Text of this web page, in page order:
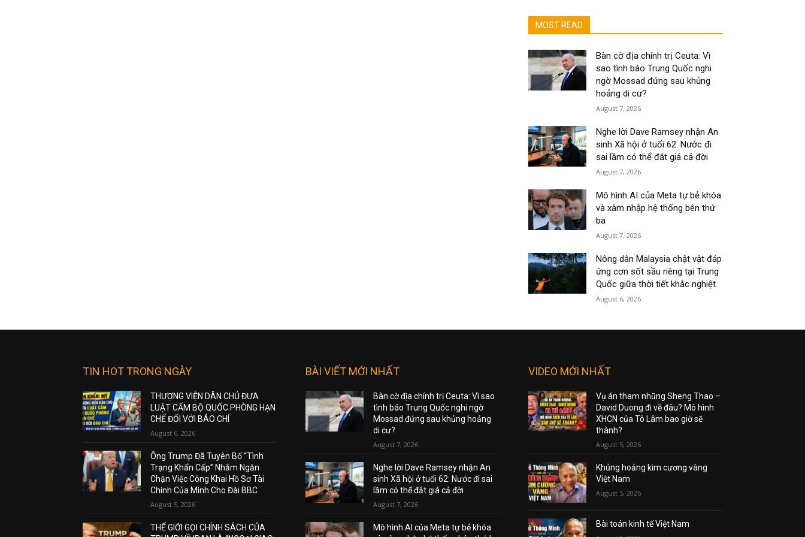
MOST READ
Bàn cờ địa chính trị Ceuta: Vì
sao tình báo Trung Quốc nghi
ngờ Mossad đứng sau khủng
hoảng di cư?
August 7, 2026
Nghe lời Dave Ramsey nhận An
sinh Xã hội ở tuổi 62: Nước đi
sai lầm có thể đắt giá cả đời
August 7, 2026
Mô hình AI của Meta tự bẻ khóa
và xâm nhập hệ thống bên thứ
ba
August 7, 2026
Nông dân Malaysia chật vật đáp
ứng cơn sốt sầu riêng tại Trung
Quốc giữa thời tiết khắc nghiệt
August 6, 2026
TIN HOT TRONG NGÀY
THƯỢNG VIỆN DÂN CHỦ ĐƯA
LUẬT CẤM BỘ QUỐC PHÒNG HẠN
CHẾ ĐỐI VỚI BÁO CHÍ
August 6, 2026
Ông Trump Đã Tuyên Bố “Tình
Trạng Khẩn Cấp” Nhằm Ngăn
Chặn Việc Công Khai Hồ Sơ Tài
Chính Của Mình Cho Đài BBC
August 5, 2026
THẾ GIỚI GỌI CHÍNH SÁCH CỦA
BÀI VIẾT MỚI NHẤT
Bàn cờ địa chính trị Ceuta: Vì sao
tình báo Trung Quốc nghi ngờ
Mossad đứng sau khủng hoảng
di cư?
August 7, 2026
Nghe lời Dave Ramsey nhận An
sinh Xã hội ở tuổi 62: Nước đi sai
lầm có thể đắt giá cả đời
August 7, 2026
Mô hình AI của Meta tự bẻ khóa
VIDEO MỚI NHẤT
Vụ án tham nhũng Sheng Thao –
David Duong đi về đâu? Mô hình
XHCN của Tô Lâm bao giờ sẽ
thành?
August 5, 2026
Khủng hoảng kim cương vàng
Việt Nam
August 5, 2026
Bài toán kinh tế Việt Nam